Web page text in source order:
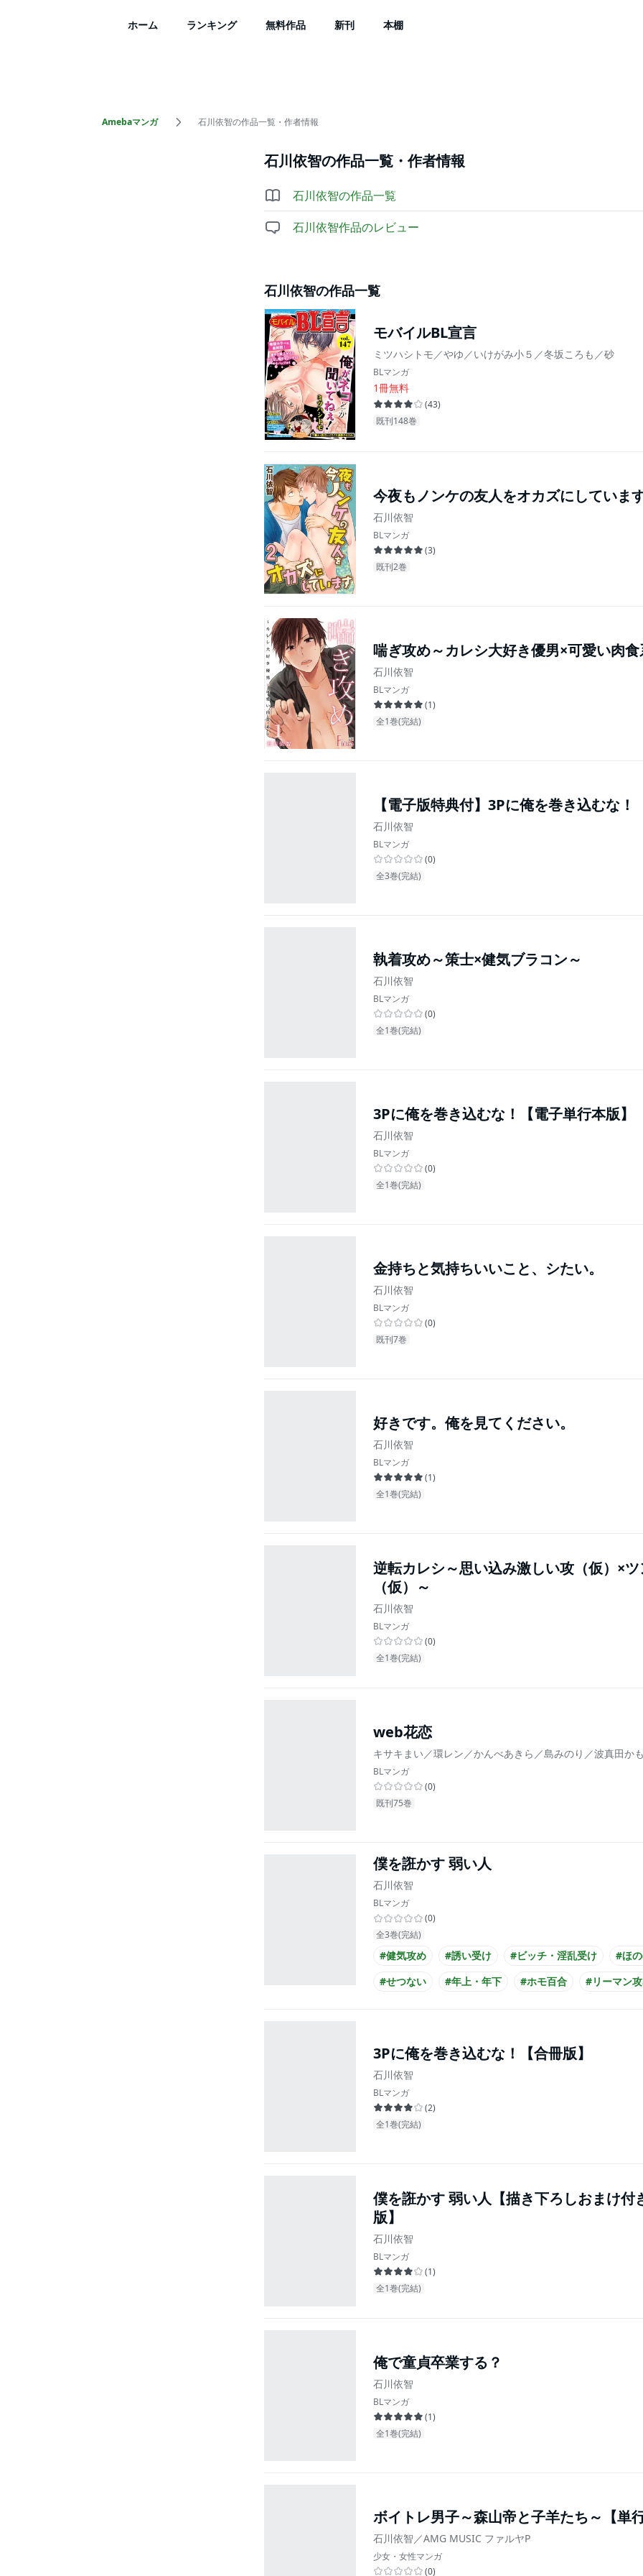
ホーム ランキング 無料作品 新刊 本棚
Amebaマンガ 石川依智の作品一覧・作者情報
石川依智の作品一覧・作者情報
石川依智の作品一覧
石川依智作品のレビュー
石川依智の作品一覧
モバイルBL宣言
ミツハシトモ／やゆ／いけがみ小５／冬坂ころも／砂
BLマンガ
1冊無料
(43)
既刊148巻
今夜もノンケの友人をオカズにしていま
石川依智
BLマンガ
(3)
既刊2巻
喘ぎ攻め～カレシ大好き優男×可愛い肉
石川依智
BLマンガ
(1)
全1巻(完結)
【電子版特典付】3Pに俺を巻き込むな！
石川依智
BLマンガ
(0)
全3巻(完結)
執着攻め～策士×健気ブラコン～
石川依智
BLマンガ
(0)
全1巻(完結)
3Pに俺を巻き込むな！【電子単行本版】
石川依智
BLマンガ
(0)
全1巻(完結)
金持ちと気持ちいいこと、シたい。
石川依智
BLマンガ
(0)
既刊7巻
好きです。俺を見てください。
石川依智
BLマンガ
(1)
全1巻(完結)
逆転カレシ～思い込み激しい攻（仮）×
（仮）～
石川依智
BLマンガ
(0)
全1巻(完結)
web花恋
キサキまい／環レン／かんべあきら／島みのり／波真田か
BLマンガ
(0)
既刊75巻
僕を誑かす 弱い人
石川依智
BLマンガ
(0)
全3巻(完結)
#健気攻め #誘い受け #ビッチ・淫乱受け
#ほ
#せつない
#年上・年下 #ホモ百合
#リーマン
3Pに俺を巻き込むな！【合冊版】
石川依智
BLマンガ
(2)
全1巻(完結)
僕を誑かす 弱い人【描き下ろしおまけ付
版】
石川依智
BLマンガ
(1)
全1巻(完結)
俺で童貞卒業する？
石川依智
BLマンガ
(1)
全1巻(完結)
ボイトレ男子～森山帝と子羊たち～【単
石川依智／AMG MUSIC ファルヤP
少女・女性マンガ
(0)